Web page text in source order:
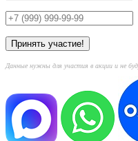
Данные нужны для участия в акции и не